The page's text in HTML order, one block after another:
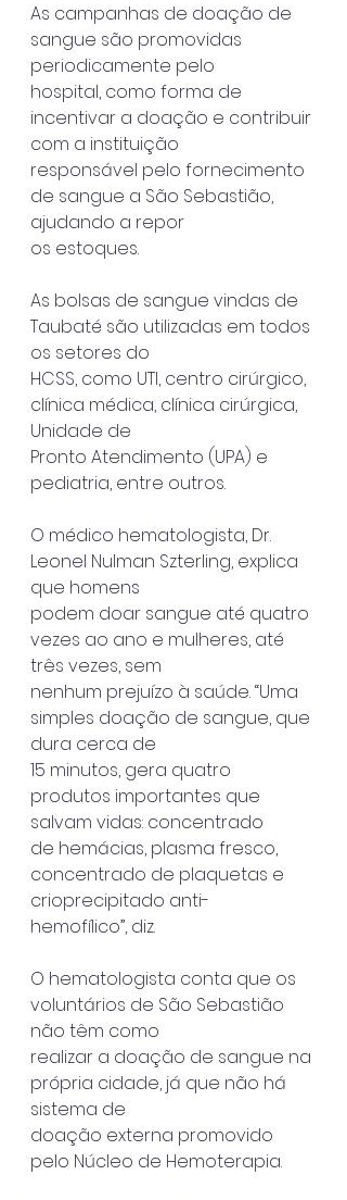
As campanhas de doação de
sangue são promovidas
periodicamente pelo
hospital, como forma de
incentivar a doação e contribuir
com a instituição
responsável pelo fornecimento
de sangue a São Sebastião,
ajudando a repor
os estoques.
As bolsas de sangue vindas de
Taubaté são utilizadas em todos
os setores do
HCSS, como UTI, centro cirúrgico,
clínica médica, clínica cirúrgica,
Unidade de
Pronto Atendimento (UPA) e
pediatria, entre outros.
O médico hematologista, Dr.
Leonel Nulman Szterling, explica
que homens
podem doar sangue até quatro
vezes ao ano e mulheres, até
três vezes, sem
nenhum prejuízo à saúde. “Uma
simples doação de sangue, que
dura cerca de
15 minutos, gera quatro
produtos importantes que
salvam vidas: concentrado
de hemácias, plasma fresco,
concentrado de plaquetas e
crioprecipitado anti-
hemofílico”, diz.
O hematologista conta que os
voluntários de São Sebastião
não têm como
realizar a doação de sangue na
própria cidade, já que não há
sistema de
doação externa promovido
pelo Núcleo de Hemoterapia.